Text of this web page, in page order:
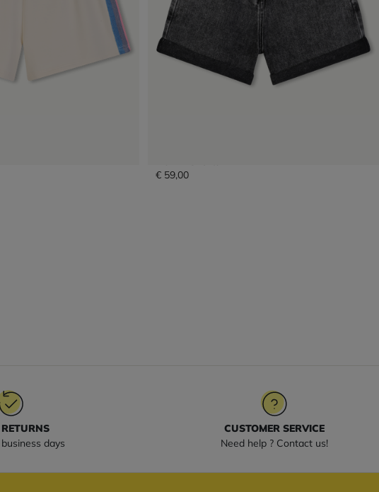
€ 59,00
days
CUSTOMER SERVICE
Need help ? Contact us!